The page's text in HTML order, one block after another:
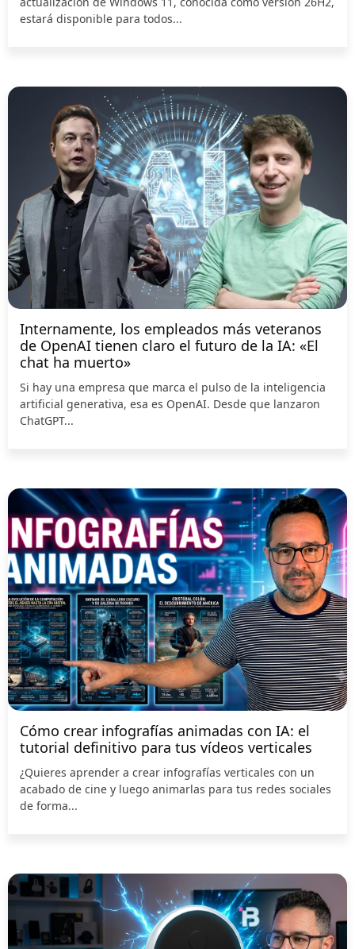
estará disponible para todos...
Internamente, los empleados más veteranos
de OpenAI tienen claro el futuro de la IA: «El
chat ha muerto»
Si hay una empresa que marca el pulso de la inteligencia
artificial generativa, esa es OpenAI. Desde que lanzaron
ChatGPT...
Cómo crear infografías animadas con IA: el
tutorial definitivo para tus vídeos verticales
¿Quieres aprender a crear infografías verticales con un
acabado de cine y luego animarlas para tus redes sociales
de forma...